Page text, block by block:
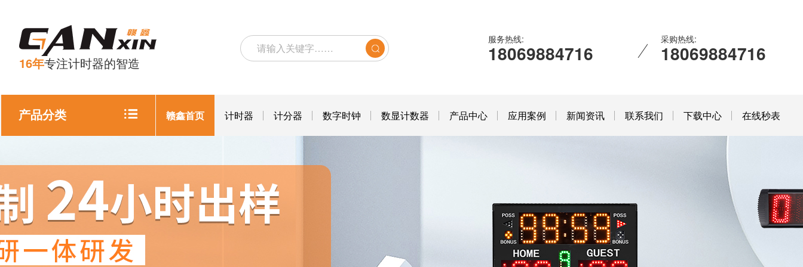
16年专注计时器的智造
服务热线:
18069884716
采购热线:
18069884716
产品分类 赣鑫首页 计时器 计分器 数字时钟 数显计数器 产品中心 应用案例 新闻资讯 联系我们 下载中心 在线秒表